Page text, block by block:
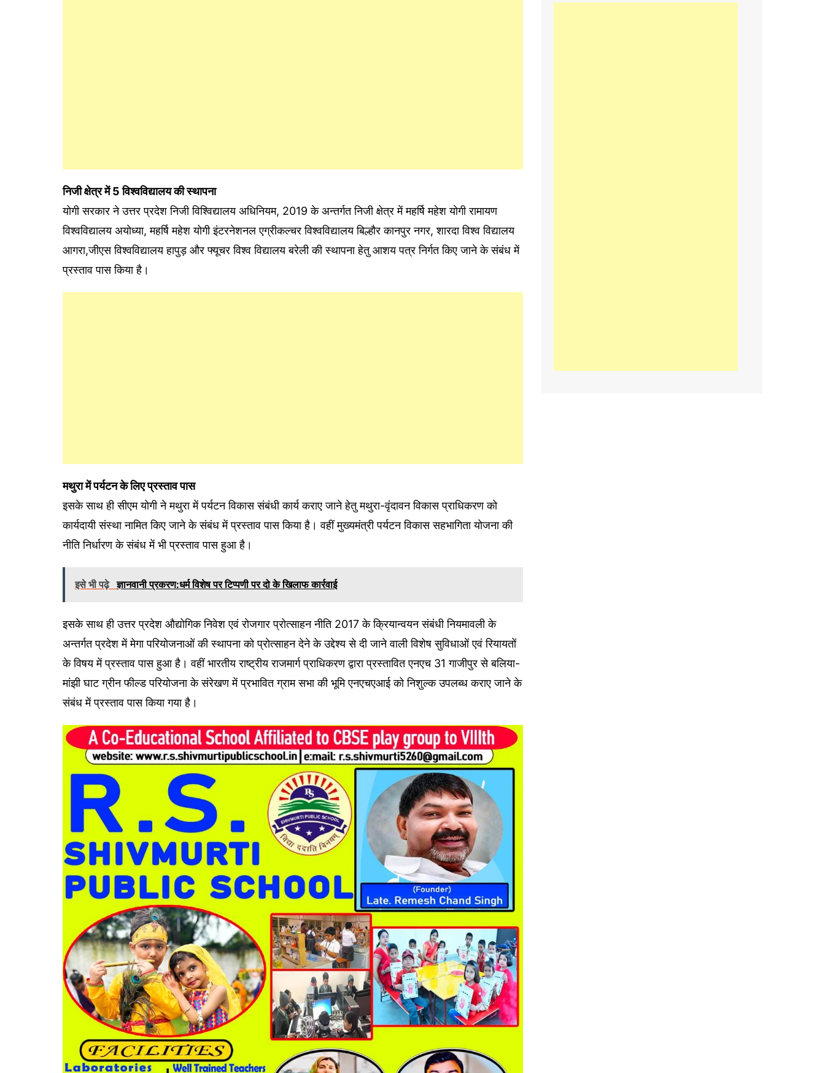
निजी क्षेत्र में 5 विश्वविद्यालय की स्थापना
योगी सरकार ने उत्तर प्रदेश निजी विश्विद्यालय अधिनियम, 2019 के अन्तर्गत निजी क्षेत्र में महर्षि महेश योगी रामायण
विश्वविद्यालय अयोध्या, महर्षि महेश योगी इंटरनेशनल एग्रीकल्चर विश्वविद्यालय बिल्हौर कानपुर नगर, शारदा विश्व विद्यालय
आगरा,जीएस विश्वविद्यालय हापुड़ और फ्यूचर विश्व विद्यालय बरेली की स्थापना हेतु आशय पत्र निर्गत किए जाने के संबंध में
प्रस्ताव पास किया है।
मथुरा में पर्यटन के लिए प्रस्ताव पास
इसके साथ ही सीएम योगी ने मथुरा में पर्यटन विकास संबंधी कार्य कराए जाने हेतु मथुरा-वृंदावन विकास प्राधिकरण को
कार्यदायी संस्था नामित किए जाने के संबंध में प्रस्ताव पास किया है। वहीं मुख्यमंत्री पर्यटन विकास सहभागिता योजना की
नीति निर्धारण के संबंध में भी प्रस्ताव पास हुआ है।
इसे भी पढ़े ज्ञानवानी प्रकरण:धर्म विशेष पर टिप्पणी पर दो के खिलाफ कार्रवाई
इसके साथ ही उत्तर प्रदेश औद्योगिक निवेश एवं रोजगार प्रोत्साहन नीति 2017 के क्रियान्वयन संबंधी नियमावली के
अन्तर्गत प्रदेश में मेगा परियोजनाओं की स्थापना को प्रोत्साहन देने के उद्देश्य से दी जाने वाली विशेष सुविधाओं एवं रियायतों
के विषय में प्रस्ताव पास हुआ है। वहीं भारतीय राष्ट्रीय राजमार्ग प्राधिकरण द्वारा प्रस्तावित एनएच 31 गाजीपुर से बलिया-
मांझी घाट ग्रीन फील्ड परियोजना के संरेखण में प्रभावित ग्राम सभा की भूमि एनएचएआई को निशुल्क उपलब्ध कराए जाने के
संबंध में प्रस्ताव पास किया गया है।